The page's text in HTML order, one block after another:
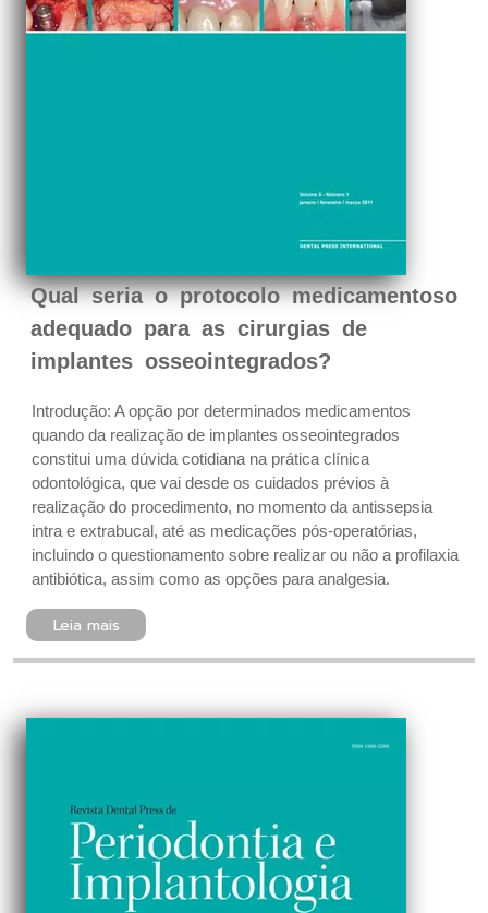
Qual seria o protocolo medicamentoso
adequado para as cirurgias de
implantes osseointegrados?
Introdução: A opção por determinados medicamentos
quando da realização de implantes osseointegrados
constitui uma dúvida cotidiana na prática clínica
odontológica, que vai desde os cuidados prévios à
realização do procedimento, no momento da antissepsia
intra e extrabucal, até as medicações pós-operatórias,
incluindo o questionamento sobre realizar ou não a profilaxia
antibiótica, assim como as opções para analgesia.
Leia mais